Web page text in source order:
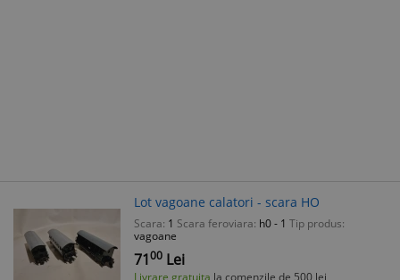
Lot vagoane calatori - scara HO
Scara: 1 Scara feroviara: h0 - 1 Tip produs:
vagoane
7100 Lei
Livrare gratuita la comenzile de 500 lei